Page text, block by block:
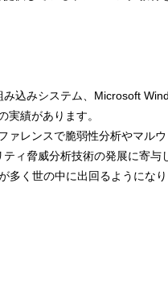
込みシステム、Microsoft
績があります。
ァレンスで脆弱性分析やマル
ィ脅威分析技術の発展に寄与
多く世の中に出回るようにな